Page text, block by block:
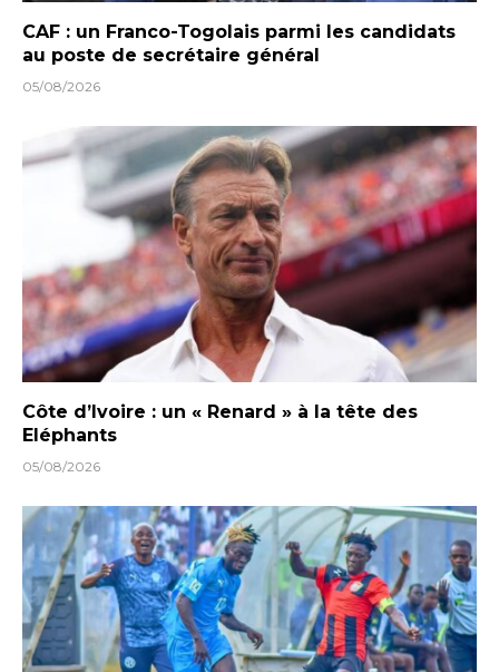
CAF : un Franco-Togolais parmi les candidats
au poste de secrétaire général
05/08/2026
Côte d’Ivoire : un « Renard » à la tête des
Eléphants
05/08/2026